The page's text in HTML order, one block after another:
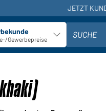
JETZT
Kundentyp auswählen
Gewerbepreise
SUCHE